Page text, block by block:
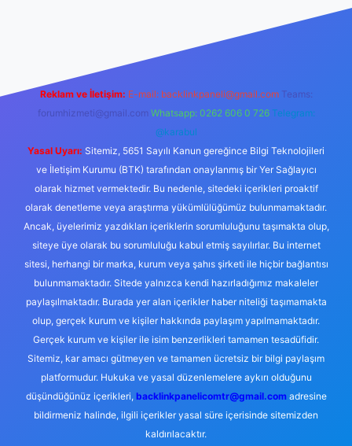
Reklam ve İletişim: E-mail: backlinkpaneli@gmail.com Teams:
forumhizmeti@gmail.com Whatsapp: 0262 606 0 726 Telegram:
@karabul
Yasal Uyarı: Sitemiz, 5651 Sayılı Kanun gereğince Bilgi Teknolojileri
ve İletişim Kurumu (BTK) tarafından onaylanmış bir Yer Sağlayıcı
olarak hizmet vermektedir. Bu nedenle, sitedeki içerikleri proaktif
olarak denetleme veya araştırma yükümlülüğümüz bulunmamaktadır.
Ancak, üyelerimiz yazdıkları içeriklerin sorumluluğunu taşımakta olup,
siteye üye olarak bu sorumluluğu kabul etmiş sayılırlar. Bu internet
sitesi, herhangi bir marka, kurum veya şahıs şirketi ile hiçbir bağlantısı
bulunmamaktadır. Sitede yalnızca kendi hazırladığımız makaleler
paylaşılmaktadır. Burada yer alan içerikler haber niteliği taşımamakta
olup, gerçek kurum ve kişiler hakkında paylaşım yapılmamaktadır.
Gerçek kurum ve kişiler ile isim benzerlikleri tamamen tesadüfidir.
Sitemiz, kar amacı gütmeyen ve tamamen ücretsiz bir bilgi paylaşım
platformudur. Hukuka ve yasal düzenlemelere aykırı olduğunu
düşündüğünüz içerikleri, backlinkpanelicomtr@gmail.comadresine
bildirmeniz halinde, ilgili içerikler yasal süre içerisinde sitemizden
kaldırılacaktır.